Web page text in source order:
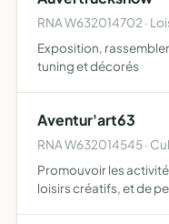
RNA W632014702 ·
Exposition,
tuning et décorés
Aventur'art63
RNA W632014545 ·
Promouvoir les
loisirs créatifs, et de